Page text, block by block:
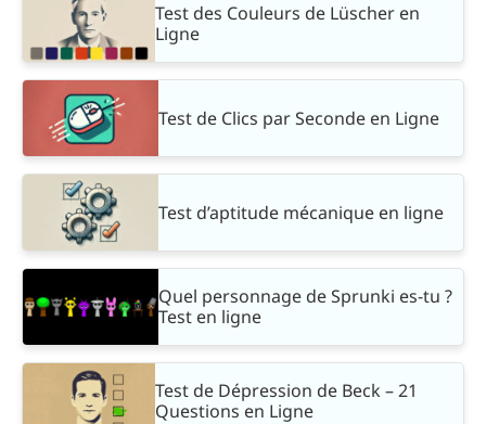
Test des Couleurs de Lüscher en
Ligne
Test de Clics par Seconde en Ligne
Test d’aptitude mécanique en ligne
Quel personnage de Sprunki es-tu ?
Test en ligne
Test de Dépression de Beck – 21
Questions en Ligne